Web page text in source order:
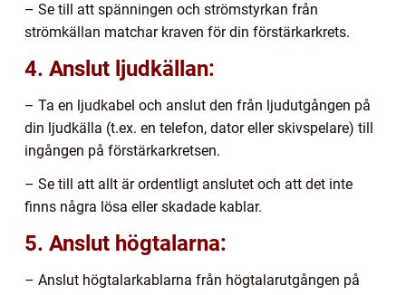
– Se till att spänningen och strömstyrkan från
strömkällan matchar kraven för din förstärkarkrets.
4. Anslut ljudkällan:
– Ta en ljudkabel och anslut den från ljudutgången på
din ljudkälla (t.ex. en telefon, dator eller skivspelare) till
ingången på förstärkarkretsen.
– Se till att allt är ordentligt anslutet och att det inte
finns några lösa eller skadade kablar.
5. Anslut högtalarna:
– Anslut högtalarkablarna från högtalarutgången på